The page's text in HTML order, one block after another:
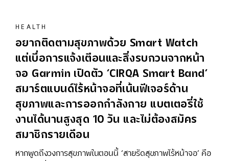
HEALTH
อยากติดตามสุขภาพด้วย Smart Watch
แต่เบื่อการแจ้งเตือนและสิ่งรบกวนจากหน้า
จอ Garmin เปิดตัว ‘CIRQA Smart Band’
สมาร์ตแบนด์ไร้หน้าจอที่เน้นฟีเจอร์ด้าน
สุขภาพและการออกกำลังกาย แบตเตอรี่ใช้
งานได้นานสูงสุด 10 วัน และไม่ต้องสมัคร
สมาชิกรายเดือน
หากพูดถึงวงการสุขภาพในตอนนี้ ‘สายรัดสุขภาพไร้หน้าจอ’ คือ